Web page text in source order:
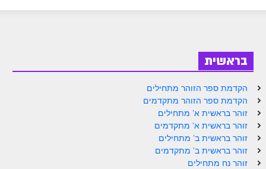
ספר הזוהר נח מתחילים
ספר הזוהר נח מתקדמים
ספר הזוהר לך לך מתחילים
ספר הזוהר לך לך מתקדמים
ספר הזוהר וירא מתחילים
בראשית
הקדמת ספר הזוהר מתחילים
הקדמת ספר הזוהר מתקדמים
זוהר בראשית א' מתחילים
זוהר בראשית א' מתקדמים
זוהר בראשית ב' מתחילים
זוהר בראשית ב' מתקדמים
זוהר נח מתחילים